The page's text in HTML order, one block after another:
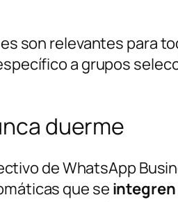
son relevantes para
a grupos
duerme
de WhatsApp
que seintegren